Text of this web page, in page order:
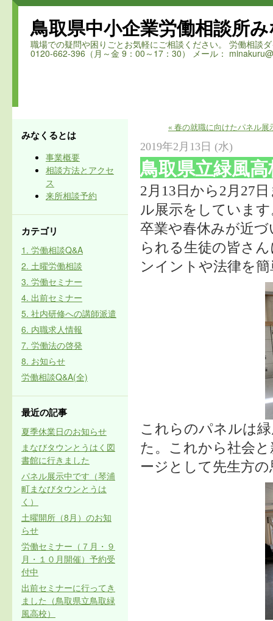
鳥取県中小企業労働相談所
職場での疑問や困りごとお気軽にご相談ください。 労働相
0120-662-396（月～金 9：00～17：30） メール：
みなくるとは
事業概要
相談方法とアクセ
ス
来所相談予約
カテゴリ
1. 労働相談Q&A
2. 土曜労働相談
3. 労働セミナー
4. 出前セミナー
5. 社内研修への講師派遣
6. 内職求人情報
7. 労働法の啓発
8. お知らせ
労働相談Q&A(全)
最近の記事
夏季休業日のお知らせ
まなびタウンとうはく図
書館に行きました
パネル展示中です（琴浦
町まなびタウンとうは
く）
土曜開所（8月）のお知
らせ
労働セミナー（７月・９
月・１０月開催）予約受
付中
出前セミナーに行ってき
ました（鳥取県立鳥取緑
風高校）
« 春の就職に向けたパネル
2019年2月13日 (水)
鳥取県立緑風
2 月 13 日から 2 月 27
ル展示をしています
卒業や春休みが近
られる生徒の皆さ
ンイントや法律を
これらのパネルは
た。これから社会
ージとして先生方